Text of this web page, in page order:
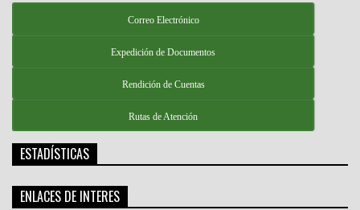
Correo Electrónico
Expedición de Documentos
Rendición de Cuentas
Rutas de Atención
ESTADÍSTICAS
ENLACES DE INTERES